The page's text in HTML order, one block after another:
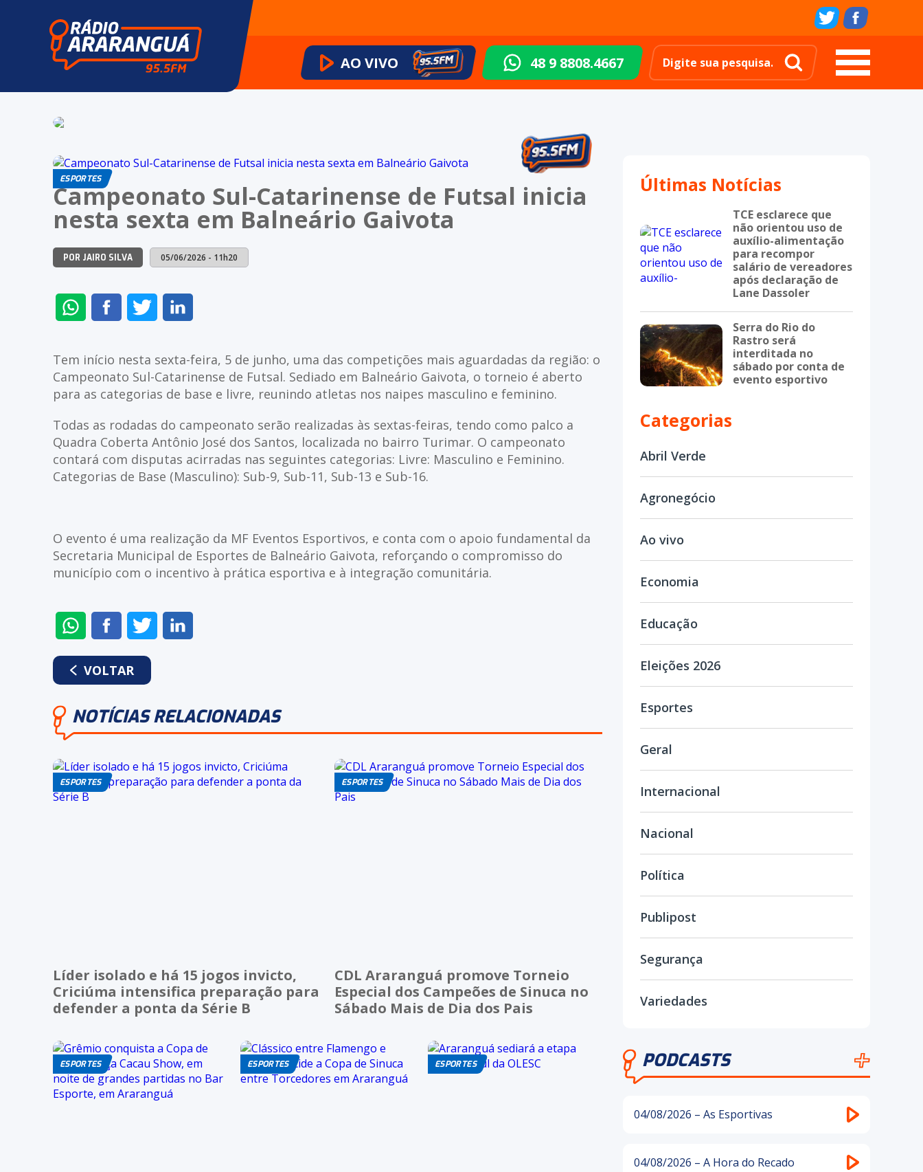
AO VIVO 48 9 8808.4667
ESPORTES
Campeonato Sul-Catarinense de Futsal inicia
nesta sexta em Balneário Gaivota
POR JAIRO SILVA 05/06/2026 - 11h20
ENVIAR
NO
COMPARTILHAR
NO
COMPARTILHAR
NO
Tem início nesta sexta-feira, 5 de junho, uma das competições mais aguardadas da região: o
Campeonato Sul-Catarinense de Futsal. Sediado em Balneário Gaivota, o torneio é aberto
para as categorias de base e livre, reunindo atletas nos naipes masculino e feminino.
​Todas as rodadas do campeonato serão realizadas às sextas-feiras, tendo como palco a
Quadra Coberta Antônio José dos Santos, localizada no bairro Turimar. O campeonato
contará com disputas acirradas nas seguintes categorias: Livre: Masculino e Feminino.
Categorias de Base (Masculino): Sub-9, Sub-11, Sub-13 e Sub-16.
O evento é uma realização da MF Eventos Esportivos, e conta com o apoio fundamental da
Secretaria Municipal de Esportes de Balneário Gaivota, reforçando o compromisso do
município com o incentivo à prática esportiva e à integração comunitária.
ENVIAR
NO
WHATSAPP
COMPARTILHAR
NO
FACEBOOK
COMPARTILHAR
NO
VOLTAR
NOTÍCIAS RELACIONADAS
ESPORTES
Líder isolado e há 15 jogos invicto,
Criciúma intensifica preparação para
defender a ponta da Série B
ESPORTES
CDL Araranguá promove Torneio
Especial dos Campeões de Sinuca no
Sábado Mais de Dia dos Pais
ESPORTES ESPORTES ESPORTES
Últimas Notícias
TCE esclarece que
não orientou uso de
auxílio-alimentação
para recompor
salário de vereadores
após declaração de
Lane Dassoler
Serra do Rio do
Rastro será
interditada no
sábado por conta de
evento esportivo
Categorias
Abril Verde
Agronegócio
Ao vivo
Economia
Educação
Eleições 2026
Esportes
Geral
Internacional
Nacional
Política
Publipost
Segurança
Variedades
PODCASTS
04/08/2026 – As Esportivas
04/08/2026 – A Hora do Recado